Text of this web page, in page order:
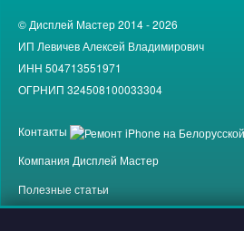
© Дисплей Мастер 2014 - 2026
ИП Левичев Алексей Владимирович
ИНН 504713551971
ОГРНИП 324508100033304
Контакты
Компания Дисплей Мастер
Полезные статьи